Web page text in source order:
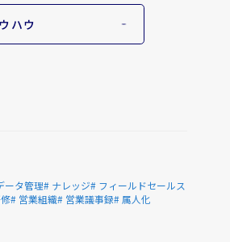
ハウ
ータ管理# ナレッジ# フィールドセールス
# 営業組織# 営業議事録# 属人化